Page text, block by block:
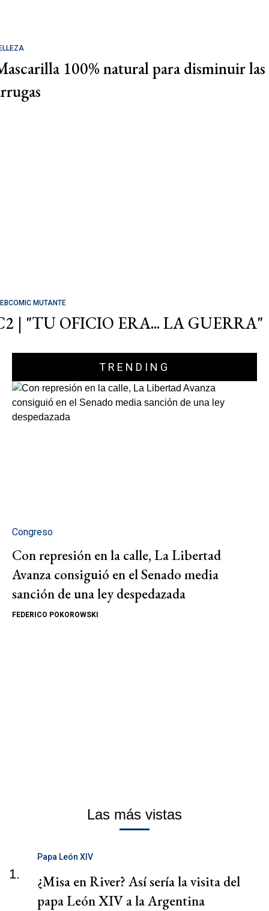
100% natural para disminuir las
MUTANTE
| "TU OFICIO ERA... LA GUERRA"
TRENDING
Congreso
Con represión en la calle, La Libertad
Avanza consiguió en el Senado media
sanción de una ley despedazada
FEDERICO POKOROWSKI
Las más vistas
1.
Papa León XIV
¿Misa en River? Así sería la visita del
papa León XIV a la Argentina